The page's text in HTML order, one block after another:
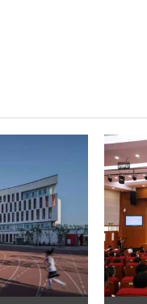
数字化会议设备
同声传译系列
AI智慧无纸化会议系统
AI智慧演易通软件
AI智慧语音转写系统